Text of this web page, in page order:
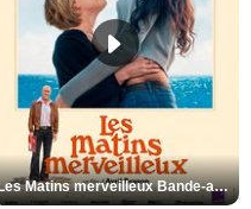
Les Matins merveilleux Bande-annonce VF